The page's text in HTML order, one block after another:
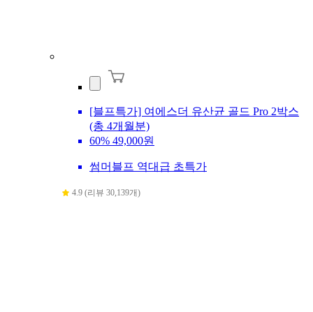
[블프특가] 여에스더 유산균 골드 Pro 2박스
(총 4개월분)
60% 49,000원
썸머블프 역대급 초특가
4.9 (리뷰 30,139개)